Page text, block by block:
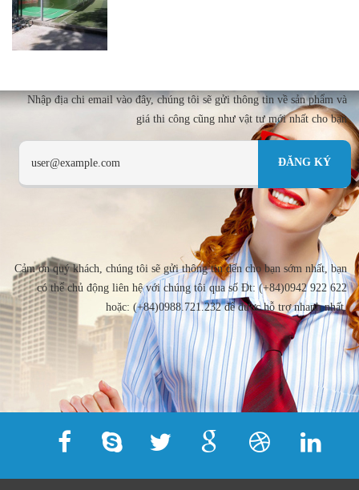
Nhập địa chi email vào đây, chúng tôi sẽ gửi thông tin về sản phẩm và
giá thi công cũng như vật tư mới nhất cho bạn
Cảm ơn quý khách, chúng tôi sẽ gửi thông tin đến cho bạn sớm nhất, bạn
có thể chủ động liên hệ với chúng tôi qua số Đt: (+84)0942 922 622
hoặc: (+84)0988.721.232 để được hỗ trợ nhanh nhất.